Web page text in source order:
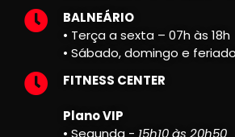
BALNEÁRIO
• Terça a sexta – 07h às 18h
• Sábado, domingo e
FITNESS CENTER
Plano VIP
• Segunda - 15h10 às 20h50